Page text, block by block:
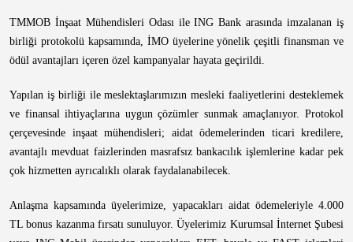
TMMOB İnşaat Mühendisleri Odası ile ING Bank arasında imzalanan iş
birliği protokolü kapsamında, İMO üyelerine yönelik çeşitli finansman ve
ödül avantajları içeren özel kampanyalar hayata geçirildi.
Yapılan iş birliği ile meslektaşlarımızın mesleki faaliyetlerini desteklemek
ve finansal ihtiyaçlarına uygun çözümler sunmak amaçlanıyor. Protokol
çerçevesinde inşaat mühendisleri; aidat ödemelerinden ticari kredilere,
avantajlı mevduat faizlerinden masrafsız bankacılık işlemlerine kadar pek
çok hizmetten ayrıcalıklı olarak faydalanabilecek.
Anlaşma kapsamında üyelerimize, yapacakları aidat ödemeleriyle 4.000
TL bonus kazanma fırsatı sunuluyor. Üyelerimiz Kurumsal İnternet Şubesi